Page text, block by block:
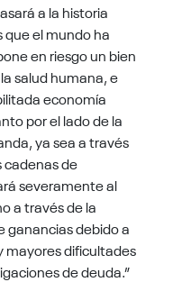
a la historia
que el mundo ha
en riesgo un bien
salud humana, e
economía
por el lado de la
ya sea a través
cadenas de
severamente al
a través de la
ganancias debido a
mayores dificultades
de deuda.”